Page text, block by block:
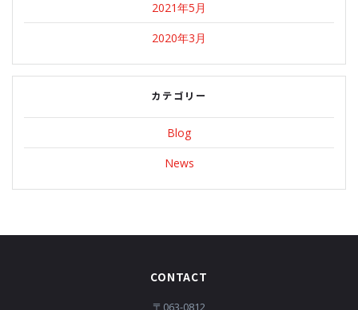
2021年5月
2020年3月
カテゴリー
Blog
News
CONTACT
〒063-0812